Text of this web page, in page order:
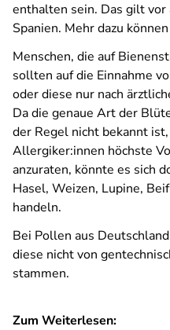
enthalten sein. Das gilt
Spanien. Mehr dazu
Menschen, die auf
sollten auf die Einnahme
oder diese nur nach
Da die genaue Art der
der Regel nicht bekannt
Allergiker:innen höchste
anzuraten, könnte es sich
Hasel, Weizen, Lupine,
handeln.
Bei Pollen aus
diese nicht von
stammen.
Zum Weiterlesen: